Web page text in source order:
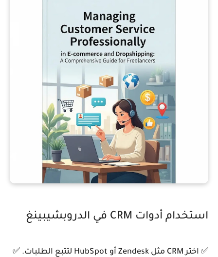
استخدام أدوات CRM في الدروبشيبينغ
✅ اختر CRM مثل Zendesk أو HubSpot لتتبع الطلبات. ✅